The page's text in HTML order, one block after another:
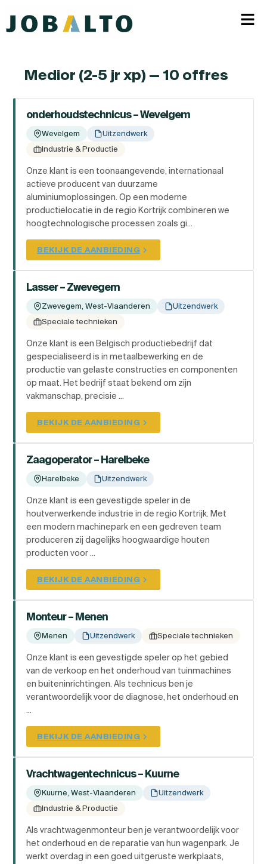
Medior (2-5 jr xp) — 10 offres
onderhoudstechnicus – Wevelgem
Wevelgem
Uitzendwerk
Industrie & Productie
Onze klant is een toonaangevende, internationaal
actieve producent van duurzame
aluminiumoplossingen. Op een moderne
productielocatie in de regio Kortrijk combineren we
hoogtechnologische processen zoals gi...
BEKIJK DE AANBIEDING
Lasser – Zwevegem
Zwevegem, West-Vlaanderen
Uitzendwerk
Speciale technieken
Onze klant is een Belgisch productiebedrijf dat
gespecialiseerd is in metaalbewerking en de
productie van gelaste constructies en componenten
op maat. Het bedrijf staat bekend om zijn
vakmanschap, precisie ...
BEKIJK DE AANBIEDING
Zaagoperator – Harelbeke
Harelbeke Uitzendwerk
Onze klant is een gevestigde speler in de
houtverwerkende industrie in de regio Kortrijk. Met
een modern machinepark en een gedreven team
produceren zij dagelijks hoogwaardige houten
producten voor ...
BEKIJK DE AANBIEDING
Monteur – Menen
Menen Uitzendwerk Speciale technieken
Onze klant is een gevestigde speler op het gebied
van de verkoop en het onderhoud van tuinmachines
en buiteninrichtingen. Als technicus ben je
verantwoordelijk voor de diagnose, het onderhoud en
...
BEKIJK DE AANBIEDING
Vrachtwagentechnicus – Kuurne
Kuurne, West-Vlaanderen
Uitzendwerk
Industrie & Productie
Als vrachtwagenmonteur ben je verantwoordelijk voor
het onderhoud en de reparatie van hun wagenpark. Je
werkt overdag in een goed uitgeruste werkplaats,